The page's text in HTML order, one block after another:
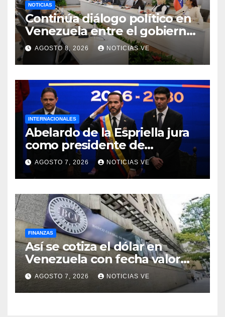
NOTICIAS
Continúa diálogo político en
Venezuela entre el gobierno
y la oposición
AGOSTO 8, 2026 NOTICIAS VE
INTERNACIONALES
Abelardo de la Espriella jura
como presidente de
Colombia para el periodo
2026-2030
AGOSTO 7, 2026 NOTICIAS VE
FINANZAS
Así se cotiza el dólar en
Venezuela con fecha valor
lunes 10 de agosto de 2026
AGOSTO 7, 2026 NOTICIAS VE